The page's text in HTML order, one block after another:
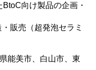
向け製品の企画・
売（超発泡セラミ
能美市、白山市、東